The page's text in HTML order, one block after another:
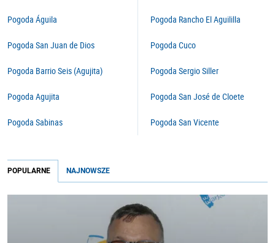
Pogoda Águila
Pogoda San Juan de Dios
Pogoda Barrio Seis (Agujita)
Pogoda Agujita
Pogoda Sabinas
Pogoda Rancho El Aguililla
Pogoda Cuco
Pogoda Sergio Siller
Pogoda San José de Cloete
Pogoda San Vicente
POPULARNE NAJNOWSZE